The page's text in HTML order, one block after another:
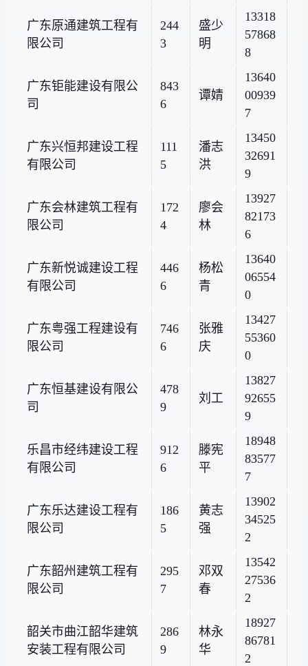
广东原通建筑工程有
限公司
244
3
盛少
明
13318
57868
8
广东钜能建设有限公
司
843
6
谭婧
13640
00939
7
广东兴恒邦建设工程
有限公司
111
5
潘志
洪
13450
32691
9
广东会林建筑工程有
限公司
172
4
廖会
林
13927
82173
6
广东新悦诚建设工程
有限公司
446
6
杨松
青
13640
06554
0
广东粤强工程建设有
限公司
746
6
张雅
庆
13427
55360
0
广东恒基建设有限公
司
478
9
刘工
13827
92655
9
乐昌市经纬建设工程
有限公司
912
6
滕宪
平
18948
83577
7
广东乐达建设工程有
限公司
186
5
黄志
强
13902
34525
2
广东韶州建筑工程有
限公司
295
7
邓双
春
13542
27536
2
韶关市曲江韶华建筑
安装工程有限公司
286
9
林永
华
18927
86781
2